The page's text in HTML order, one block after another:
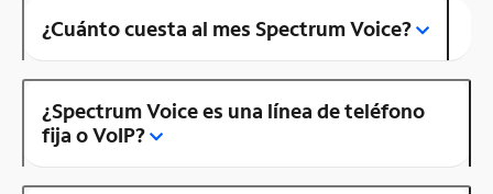
¿Cuánto cuesta al mes Spectrum Voice?
¿Spectrum Voice es una línea de teléfono
fija o VoIP?